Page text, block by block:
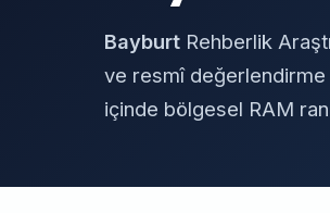
Bayburt Rehberlik
ve resmî değerlendirme
içinde bölgesel RAM